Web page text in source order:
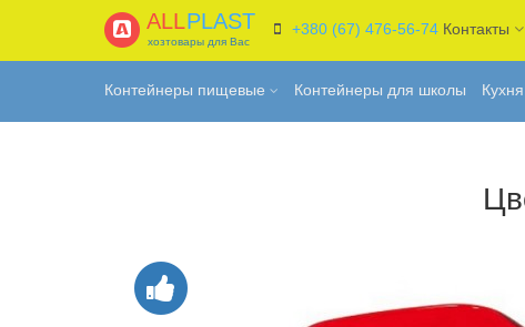
ALLPLAST
хозтовары для Вас
+380 (67) 476-56-74 Контакты
Контейнеры пищевые Контейнеры для школы Кухня